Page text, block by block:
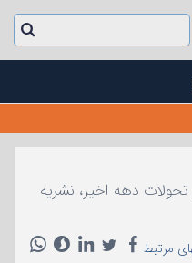
دهه اخیر، نشریه
مرتبط